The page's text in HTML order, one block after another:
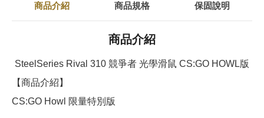
商品介紹 商品規格 保固說明
商品介紹
SteelSeries Rival 310 競爭者 光學滑鼠 CS:GO HOWL版
【商品介紹】
CS:GO Howl 限量特別版